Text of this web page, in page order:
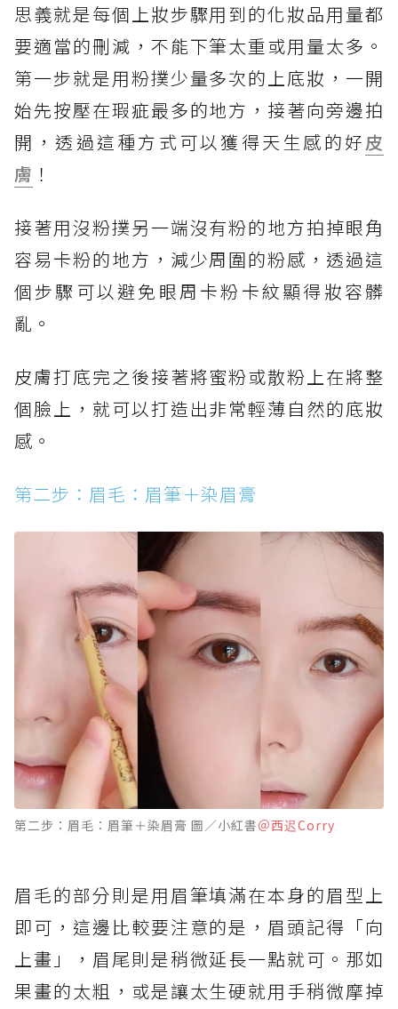
思義就是每個上妝步驟用到的化妝品用量都
要適當的刪減，不能下筆太重或用量太多。
第一步就是用粉撲少量多次的上底妝，一開
始先按壓在瑕疵最多的地方，接著向旁邊拍
開，透過這種方式可以獲得天生感的好皮
膚 ！
接著用沒粉撲另一端沒有粉的地方拍掉眼角
容易卡粉的地方，減少周圍的粉感，透過這
個步驟可以避免眼周卡粉卡紋顯得妝容髒
亂。
皮膚打底完之後接著將蜜粉或散粉上在將整
個臉上，就可以打造出非常輕薄自然的底妝
感。
第二步：眉毛：眉筆＋染眉膏
第二步：眉毛：眉筆＋染眉膏 圖／小紅書＠西迟Corry
眉毛的部分則是用眉筆填滿在本身的眉型上
即可，這邊比較要注意的是，眉頭記得「向
上畫」，眉尾則是稍微延長一點就可。那如
果畫的太粗，或是讓太生硬就用手稍微摩掉